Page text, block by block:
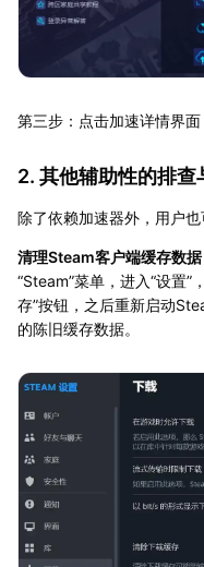
第三步：点击加速详情界
2. 其他辅助性的排查
除了依赖加速器外，用户
清理Steam客户端缓存数据
“Steam”菜单，进入“设置”
存”按钮，之后重新启动
的陈旧缓存数据。